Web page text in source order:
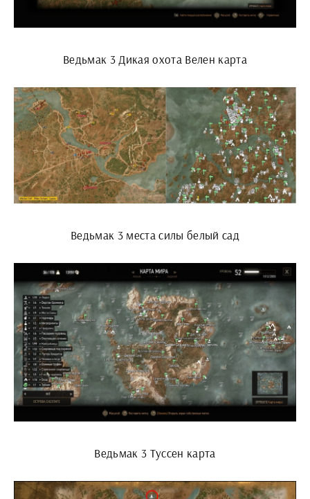
Ведьмак 3 Дикая охота Велен карта
Ведьмак 3 места силы белый сад
Ведьмак 3 Туссен карта